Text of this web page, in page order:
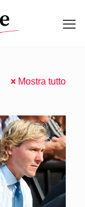
Mostra tutto